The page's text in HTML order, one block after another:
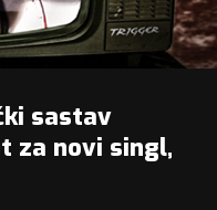
sastav
za novi singl,